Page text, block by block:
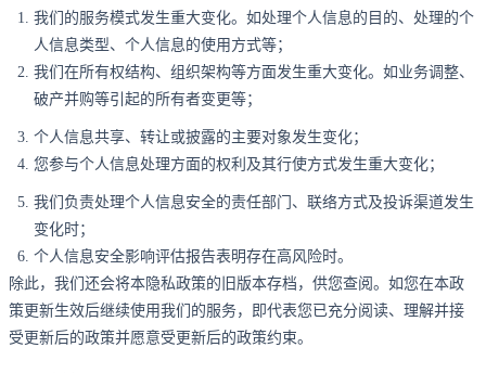
我们的服务模式发生重大变化。如处理个人信息的目的、处理的个
人信息类型、个人信息的使用方式等；
我们在所有权结构、组织架构等方面发生重大变化。如业务调整、
破产并购等引起的所有者变更等；
个人信息共享、转让或披露的主要对象发生变化；
您参与个人信息处理方面的权利及其行使方式发生重大变化；
我们负责处理个人信息安全的责任部门、联络方式及投诉渠道发生
变化时；
个人信息安全影响评估报告表明存在高风险时。
除此，我们还会将本隐私政策的旧版本存档，供您查阅。如您在本政
策更新生效后继续使用我们的服务，即代表您已充分阅读、理解并接
受更新后的政策并愿意受更新后的政策约束。